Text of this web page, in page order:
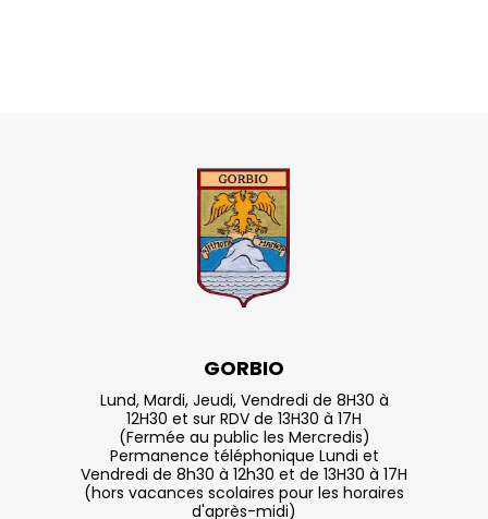
GORBIO
Lund, Mardi, Jeudi, Vendredi de 8H30 à
12H30 et sur RDV de 13H30 à 17H
(Fermée au public les Mercredis)
Permanence téléphonique Lundi et
Vendredi de 8h30 à 12h30 et de 13H30 à 17H
(hors vacances scolaires pour les horaires
d'après-midi)